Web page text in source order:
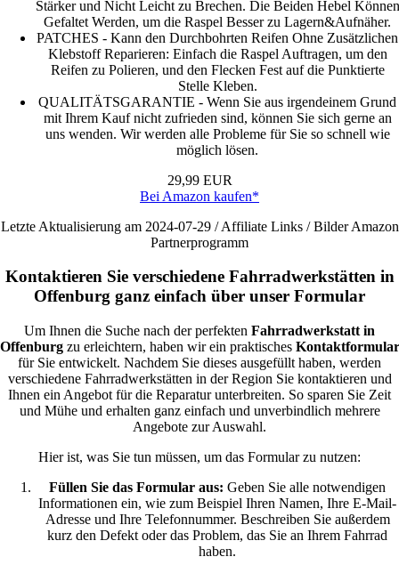
Stärker und Nicht Leicht zu Brechen. Die Beiden Hebel Können
Gefaltet Werden, um die Raspel Besser zu Lagern&Aufnäher.
PATCHES - Kann den Durchbohrten Reifen Ohne Zusätzlichen
Klebstoff Reparieren: Einfach die Raspel Auftragen, um den
Reifen zu Polieren, und den Flecken Fest auf die Punktierte
Stelle Kleben.
QUALITÄTSGARANTIE - Wenn Sie aus irgendeinem Grund
mit Ihrem Kauf nicht zufrieden sind, können Sie sich gerne an
uns wenden. Wir werden alle Probleme für Sie so schnell wie
möglich lösen.
29,99 EUR
Bei Amazon kaufen*
Letzte Aktualisierung am 2024-07-29 / Affiliate Links / Bilder Amazon
Partnerprogramm
Kontaktieren Sie verschiedene Fahrradwerkstätten in
Offenburg ganz einfach über unser Formular
Um Ihnen die Suche nach der perfekten Fahrradwerkstatt in
Offenburgzu erleichtern, haben wir ein praktisches Kontaktformular
für Sie entwickelt. Nachdem Sie dieses ausgefüllt haben, werden
verschiedene Fahrradwerkstätten in der Region Sie kontaktieren und
Ihnen ein Angebot für die Reparatur unterbreiten. So sparen Sie Zeit
und Mühe und erhalten ganz einfach und unverbindlich mehrere
Angebote zur Auswahl.
Hier ist, was Sie tun müssen, um das Formular zu nutzen:
Füllen Sie das Formular aus: Geben Sie alle notwendigen
Informationen ein, wie zum Beispiel Ihren Namen, Ihre E-Mail-
Adresse und Ihre Telefonnummer. Beschreiben Sie außerdem
kurz den Defekt oder das Problem, das Sie an Ihrem Fahrrad
haben.